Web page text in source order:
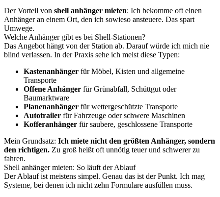
Der Vorteil von shell anhänger mieten: Ich bekomme oft einen
Anhänger an einem Ort, den ich sowieso ansteuere. Das spart
Umwege.
Welche Anhänger gibt es bei Shell-Stationen?
Das Angebot hängt von der Station ab. Darauf würde ich mich nie
blind verlassen. In der Praxis sehe ich meist diese Typen:
Kastenanhänger für Möbel, Kisten und allgemeine
Transporte
Offene Anhänger für Grünabfall, Schüttgut oder
Baumarktware
Planenanhänger für wettergeschützte Transporte
Autotrailer für Fahrzeuge oder schwere Maschinen
Kofferanhänger für saubere, geschlossene Transporte
Mein Grundsatz: Ich miete nicht den größten Anhänger, sondern
den richtigen. Zu groß heißt oft unnötig teuer und schwerer zu
fahren.
Shell anhänger mieten: So läuft der Ablauf
Der Ablauf ist meistens simpel. Genau das ist der Punkt. Ich mag
Systeme, bei denen ich nicht zehn Formulare ausfüllen muss.